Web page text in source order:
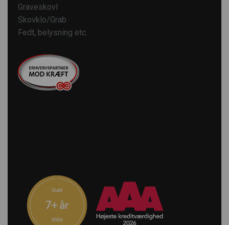
Graveskovl
Skovklo/Grab
Fedt, belysning etc.